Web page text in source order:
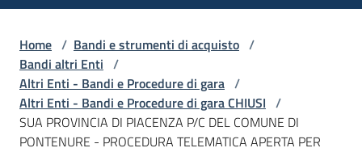
telematici
L'Agenzia
Home / Bandi e strumenti di acquisto /
Bandi altri Enti /
Altri Enti - Bandi e Procedure di gara /
Altri Enti - Bandi e Procedure di gara CHIUSI /
SUA PROVINCIA DI PIACENZA P/C DEL COMUNE DI
PONTENURE - PROCEDURA TELEMATICA APERTA PER